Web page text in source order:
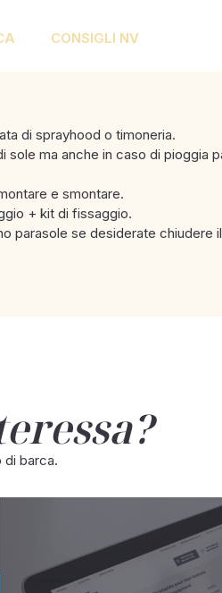
CONSIGLI NV
di sprayhood o timoneria.
ma anche in caso di pioggia
e smontare.
+ kit di fissaggio.
parasole se desiderate chiudere
di barca.